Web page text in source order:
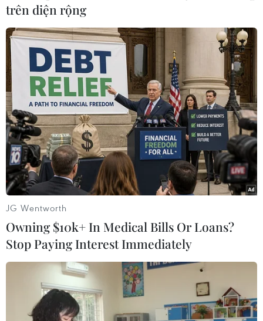
chính để giảm chi phí kinh doanh và xây dựng
một khu vực cạnh tranh hơn.
Theo báo cáo, các biện pháp phong tỏa do đại
dịch COVID-19 được thực hiện ở các quốc gia
ASEAN đã khiến Tổng sản phẩm quốc nội (GDP)
trong khu vực giảm 3,2% vào năm 2020; tốc độ
tăng trưởng GDP được cải thiện lên 3,5% vào
năm 2021 và tăng thêm lên 5,6% vào năm
2022./.
(TTXVN/Vietnam+)
trên diện rộng
JG Wentworth
Owning $10k+ In Medical Bills Or Loans?
Stop Paying Interest Immediately